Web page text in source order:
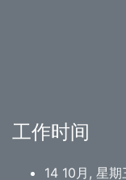
工作时间
14 10月, 星